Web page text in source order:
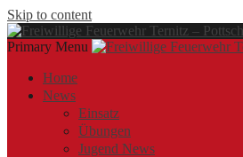
Skip to content
Primary Menu
Freiwillige Feuerwehr Ternitz – Pottschach
Home
News
Einsatz
Übungen
Jugend News